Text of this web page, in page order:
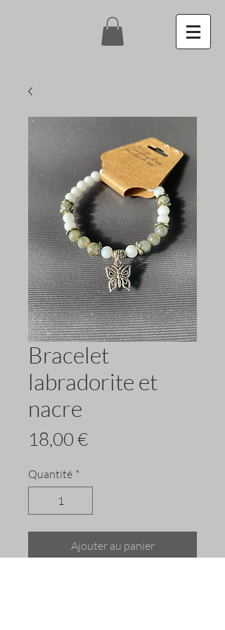
Bracelet
labradorite et
nacre
18,00 €Prix
Quantité *
Ajouter au panier